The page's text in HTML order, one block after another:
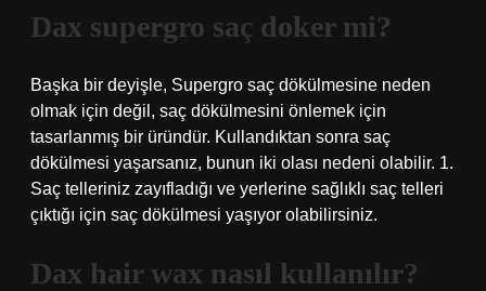
Dax supergro saç doker mi?
Başka bir deyişle, Supergro saç dökülmesine neden
olmak için değil, saç dökülmesini önlemek için
tasarlanmış bir üründür. Kullandıktan sonra saç
dökülmesi yaşarsanız, bunun iki olası nedeni olabilir. 1.
Saç telleriniz zayıfladığı ve yerlerine sağlıklı saç telleri
çıktığı için saç dökülmesi yaşıyor olabilirsiniz.
Dax hair wax nasıl kullanılır?